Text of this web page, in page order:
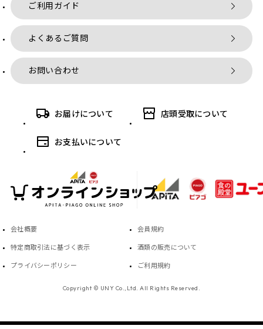
ご利用ガイド
よくあるご質問
お問い合わせ
お届けについて 店頭受取について
お支払いについて
会社概要 会員規約
特定商取引法に基づく表示 酒類の販売について
プライバシーポリシー ご利用規約
Copyright © UNY Co.,Ltd. All Rights Reserved.